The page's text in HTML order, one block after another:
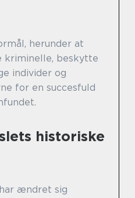
herunder at
beskytte
individer og
for en succesfuld
historiske
ændret sig